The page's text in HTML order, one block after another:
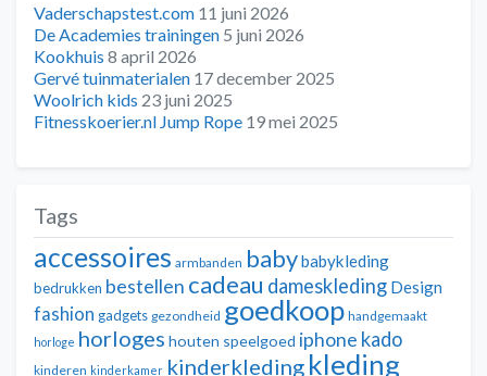
Vaderschapstest.com 11 juni 2026
De Academies trainingen 5 juni 2026
Kookhuis 8 april 2026
Gervé tuinmaterialen 17 december 2025
Woolrich kids 23 juni 2025
Fitnesskoerier.nl Jump Rope 19 mei 2025
Tags
accessoires armbanden babybabykleding
bedrukken bestellen cadeau dameskleding Design
fashion gadgets gezondheid goedkoop handgemaakt
horloge horloges houten speelgoed iphone kado
kinderen kinderkamer kinderkleding kleding